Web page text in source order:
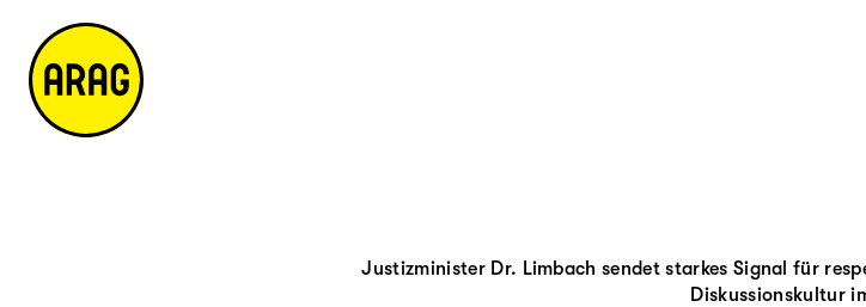
ts
ei
te
m
a
p
Justizminister Dr. Limbach sendet starkes Signal für
Diskussionskultur